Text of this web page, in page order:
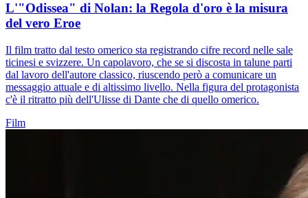
L'"Odissea" di Nolan: la Regola d'oro è la misura
del vero Eroe
Il film tratto dal testo omerico sta registrando cifre record nelle sale
ticinesi e svizzere. Un capolavoro, che se si discosta in talune parti
dal lavoro dell'autore classico, riuscendo però a comunicare un
messaggio attuale e di altissimo livello. Nella figura del protagonista
c'è il ritratto più dell'Ulisse di Dante che di quello omerico.
Film